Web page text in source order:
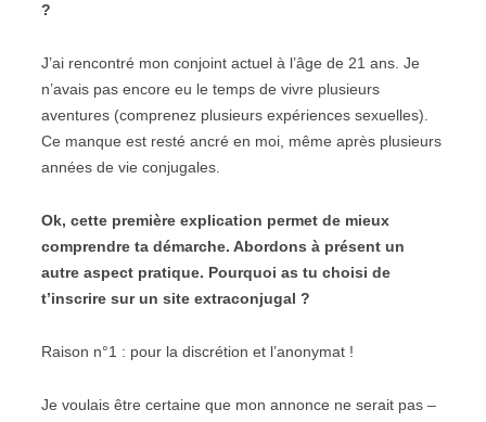
?
J’ai rencontré mon conjoint actuel à l’âge de 21 ans. Je
n’avais pas encore eu le temps de vivre plusieurs
aventures (comprenez plusieurs expériences sexuelles).
Ce manque est resté ancré en moi, même après plusieurs
années de vie conjugales.
Ok, cette première explication permet de mieux
comprendre ta démarche. Abordons à présent un
autre aspect pratique. Pourquoi as tu choisi de
t’inscrire sur un site extraconjugal ?
Raison n°1 : pour la discrétion et l’anonymat !
Je voulais être certaine que mon annonce ne serait pas –